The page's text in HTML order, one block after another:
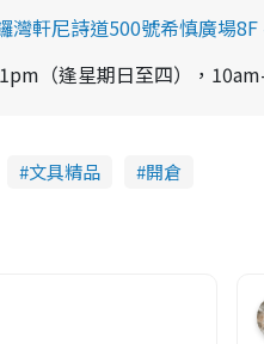
灣軒尼詩道500號希慎廣場8F
（逢星期日至四），
文具精品 開倉